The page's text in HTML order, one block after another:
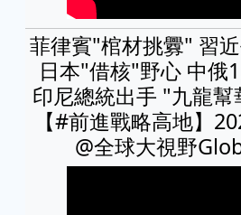
菲律賓"棺材挑釁" 習
日本"借核"野心 中俄
印尼總統出手 "九龍
【#前進戰略高地】
@全球大視野